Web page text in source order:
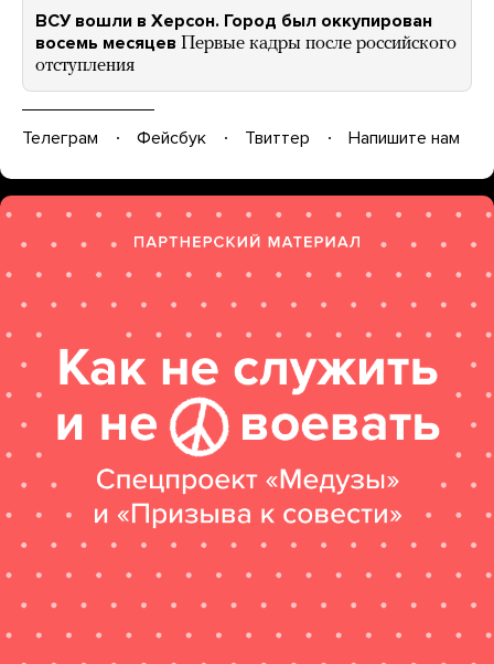
ВСУ вошли в Херсон. Город был оккупирован
восемь месяцев Первые кадры после российского
отступления
Телеграм Фейсбук Твиттер Напишите нам